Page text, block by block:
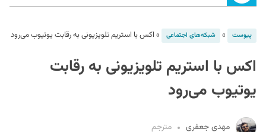
پیوست » شبکه‌های اجتماعی » اکس با استریم تلویزیونی به رقابت یوتیوب می‌رود
اکس با استریم تلویزیونی به رقابت
یوتیوب می‌رود
مهدی جعفری مترجم